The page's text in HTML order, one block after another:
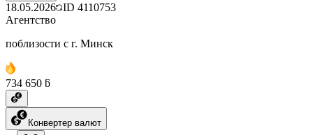
18.05.2026 ID 4110753
Агентство
поблизости с г. Минск
734 650 ƃ
Конвертер валют